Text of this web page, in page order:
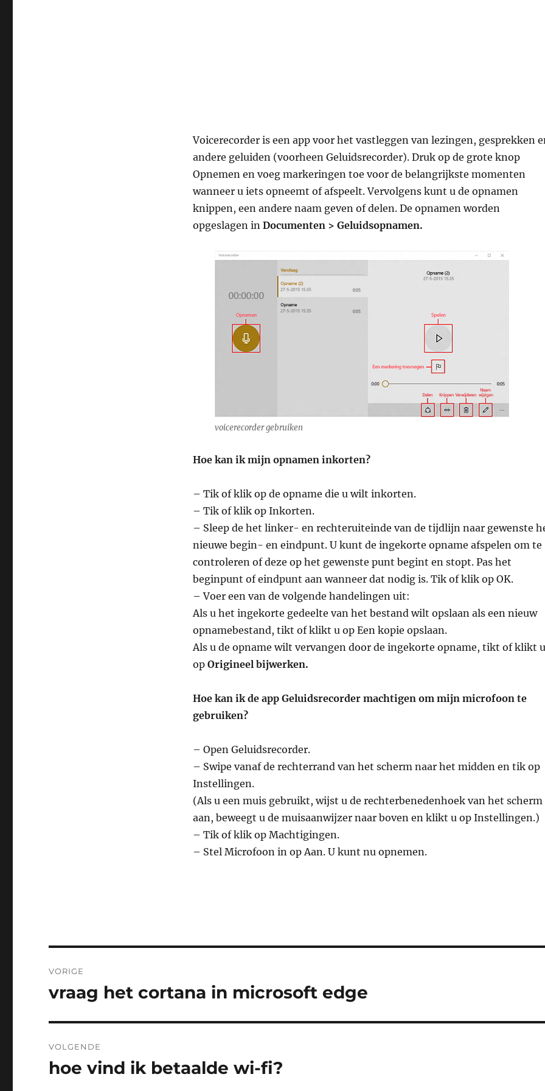
Voicerecorder is een app voor het vastleggen van lezingen, gesprekken
andere geluiden (voorheen Geluidsrecorder). Druk op de grote knop
Opnemen en voeg markeringen toe voor de belangrijkste momenten
wanneer u iets opneemt of afspeelt. Vervolgens kunt u de opnamen
knippen, een andere naam geven of delen. De opnamen worden
opgeslagen in Documenten > Geluidsopnamen.
voicerecorder gebruiken
Hoe kan ik mijn opnamen inkorten?
– Tik of klik op de opname die u wilt inkorten.
– Tik of klik op Inkorten.
– Sleep de het linker- en rechteruiteinde van de tijdlijn naar gewenste
nieuwe begin- en eindpunt. U kunt de ingekorte opname afspelen om te
controleren of deze op het gewenste punt begint en stopt. Pas het
beginpunt of eindpunt aan wanneer dat nodig is. Tik of klik op OK.
– Voer een van de volgende handelingen uit:
Als u het ingekorte gedeelte van het bestand wilt opslaan als een nieuw
opnamebestand, tikt of klikt u op Een kopie opslaan.
Als u de opname wilt vervangen door de ingekorte opname, tikt of klikt u
op Origineel bijwerken.
Hoe kan ik de app Geluidsrecorder machtigen om mijn microfoon te
gebruiken?
– Open Geluidsrecorder.
– Swipe vanaf de rechterrand van het scherm naar het midden en tik op
Instellingen.
(Als u een muis gebruikt, wijst u de rechterbenedenhoek van het scherm
aan, beweegt u de muisaanwijzer naar boven en klikt u op Instellingen.)
– Tik of klik op Machtigingen.
– Stel Microfoon in op Aan. U kunt nu opnemen.
navigatie
VORIGE
Vorig
vraag het cortana in microsoft edge
VOLGENDE
Volgend
hoe vind ik betaalde wi-fi?